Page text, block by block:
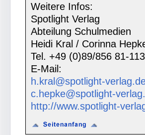
Weitere Infos:
Spotlight Verlag
Abteilung Schulmedien
Heidi Kral / Corinna
Tel. +49 (0)89/856 81-
E-Mail:
h.kral@spotlight-
c.hepke@spotlight-
http://www.spotlight-